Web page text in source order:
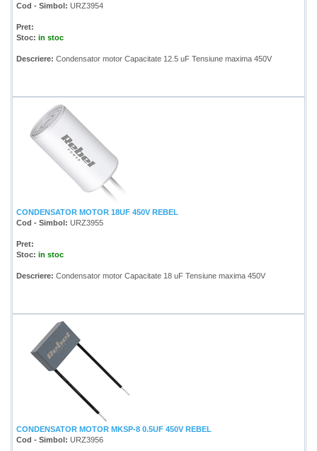
Cod - Simbol: URZ3954
Pret:
Stoc: in stoc
Descriere: Condensator motor Capacitate 12.5 uF Tensiune maxima 450V
CONDENSATOR MOTOR 18UF 450V REBEL
Cod - Simbol: URZ3955
Pret:
Stoc: in stoc
Descriere: Condensator motor Capacitate 18 uF Tensiune maxima 450V
CONDENSATOR MOTOR MKSP-8 0.5UF 450V REBEL
Cod - Simbol: URZ3956